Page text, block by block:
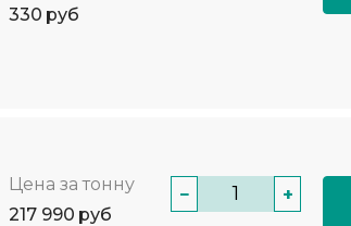
330 руб
Цена за тонну
217 990 руб
− +